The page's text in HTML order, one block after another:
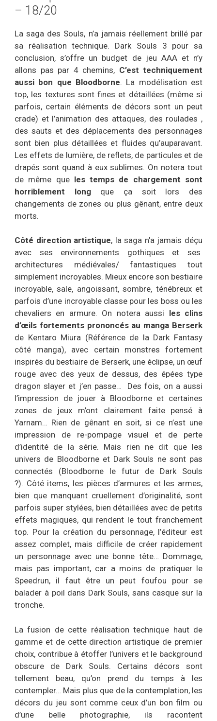
– 18/20
La saga des Souls, n’a jamais réellement brillé par
sa réalisation technique. Dark Souls 3 pour sa
conclusion, s’offre un budget de jeu AAA et n’y
allons pas par 4 chemins, C’est techniquement
aussi bon que Bloodborne. La modélisation est
top, les textures sont fines et détaillées (même si
parfois, certain éléments de décors sont un peut
crade) et l’animation des attaques, des roulades ,
des sauts et des déplacements des personnages
sont bien plus détaillées et fluides qu’auparavant.
Les effets de lumière, de reflets, de particules et de
drapés sont quand à eux sublimes. On notera tout
de même queles temps de chargement sont
horriblement longque ça soit lors des
changements de zones ou plus gênant, entre deux
morts.
Côté direction artistique, la saga n’a jamais déçu
avec ses environnements gothiques et ses
architectures médiévales/ fantastiques tout
simplement incroyables. Mieux encore son bestiaire
incroyable, sale, angoissant, sombre, ténébreux et
parfois d’une incroyable classe pour les boss ou les
chevaliers en armure. On notera aussi les clins
d’œils fortements prononcés au manga Berserk
de Kentaro Miura (Référence de la Dark Fantasy
côté manga), avec certain monstres fortement
inspirés du bestiaire de Berserk, une éclipse, un œuf
rouge avec des yeux de dessus, des épées type
dragon slayer et j’en passe… Des fois, on a aussi
l’impression de jouer à Bloodborne et certaines
zones de jeux m’ont clairement faite pensé à
Yarnam… Rien de gênant en soit, si ce n’est une
impression de re-pompage visuel et de perte
d’identité de la série. Mais rien ne dit que les
univers de Bloodborne et Dark Souls ne sont pas
connectés (Bloodborne le futur de Dark Souls
?). Côté items, les pièces d’armures et les armes,
bien que manquant cruellement d’originalité, sont
parfois super stylées, bien détaillées avec de petits
effets magiques, qui rendent le tout franchement
top. Pour la création du personnage, l’éditeur est
assez complet, mais difficile de créer rapidement
un personnage avec une bonne tête… Dommage,
mais pas important, car a moins de pratiquer le
Speedrun, il faut être un peut foufou pour se
balader à poil dans Dark Souls, sans casque sur la
tronche.
La fusion de cette réalisation technique haut de
gamme et de cette direction artistique de premier
choix, contribue à étoffer l’univers et le background
obscure de Dark Souls. Certains décors sont
tellement beau, qu’on prend du temps à les
contempler… Mais plus que de la contemplation, les
décors du jeu sont comme ceux d’un bon film ou
d’une belle photographie, ils racontent